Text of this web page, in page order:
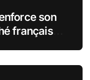
son
français